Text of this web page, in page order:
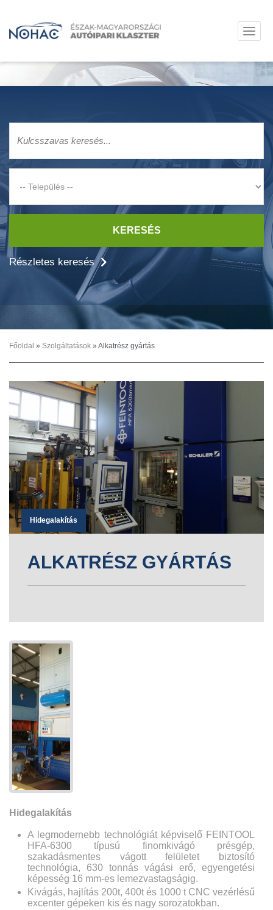
KERESÉS
Részletes keresés
Főoldal » Szolgáltatások » Alkatrész gyártás
ALKATRÉSZ GYÁRTÁS
Hidegalakítás
Hidegalakítás
A legmodernebb technológiát képviselő FEINTOOL
HFA-6300 típusú finomkivágó présgép,
szakadásmentes vágott felületet biztosító
technológia, 630 tonnás vágási erő, egyengetési
képesség 16 mm-es lemezvastagságig.
Kivágás, hajlítás 200t, 400t és 1000 t CNC vezérlésű
excenter gépeken kis és nagy sorozatokban.